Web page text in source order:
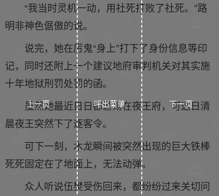
“我当时灵机一动，用社死打败了社死。”路
明非神色倨傲的说。
说完，她在厉鬼“身上”打下了身份信息等印
记，同时还附上一个建议地府审判机关对其实施
十年地狱刑罚处罚的函。
虽然她最近日日都游荡在夜王府，可这日清
晨夜王突然下了逐客令。
可下一刻，木龙瞬间被突然出现的巨大铁棒
死死固定在了地面上，无法动弹。
众人听说伍樊受伤回来，都纷纷过来关切问
上一页 下一页
呼出菜单